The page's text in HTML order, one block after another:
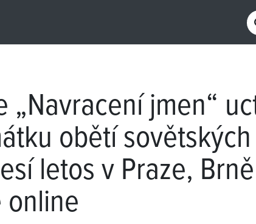
„Navracení jmen“
obětí sovětských
letos v Praze,